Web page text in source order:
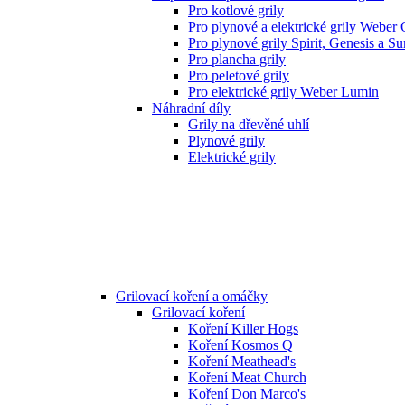
Pro kotlové grily
Pro plynové a elektrické grily Weber
Pro plynové grily Spirit, Genesis a
Pro plancha grily
Pro peletové grily
Pro elektrické grily Weber Lumin
Náhradní díly
Grily na dřevěné uhlí
Plynové grily
Elektrické grily
Grilovací koření a omáčky
Grilovací koření
Koření Killer Hogs
Koření Kosmos Q
Koření Meathead's
Koření Meat Church
Koření Don Marco's